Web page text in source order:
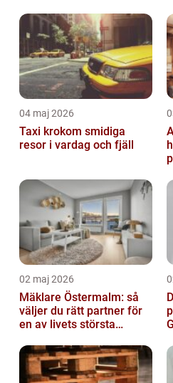
04 maj 2026
Taxi krokom smidiga
resor i vardag och fjäll
02 maj 2026
Mäklare Östermalm: så
väljer du rätt partner för
en av livets största